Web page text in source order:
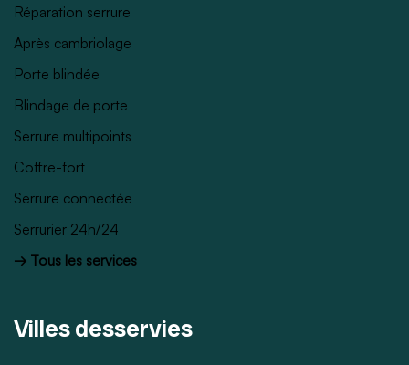
Réparation serrure
Après cambriolage
Porte blindée
Blindage de porte
Serrure multipoints
Coffre-fort
Serrure connectée
Serrurier 24h/24
→ Tous les services
Villes desservies